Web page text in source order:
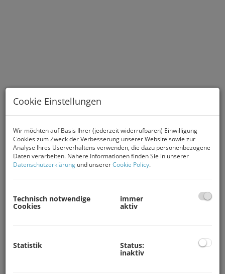
Gewerbeobjekt Kärnten, Büroräumlichkeiten Kärnten
Immobilien in Vorbereitung
Cookie Einstellungen
Wir möchten auf Basis Ihrer (jederzeit widerrufbaren) Einwilligung
Cookies zum Zweck der Verbesserung unserer Website sowie zur
Analyse Ihres Userverhaltens verwenden, die dazu personenbezogene
Daten verarbeiten. Nähere Informationen finden Sie in unserer
Datenschutzerklärung und unsererCookie Policy.
Technisch notwendige
Cookies
immer
aktiv
Statistik Status:
inaktiv